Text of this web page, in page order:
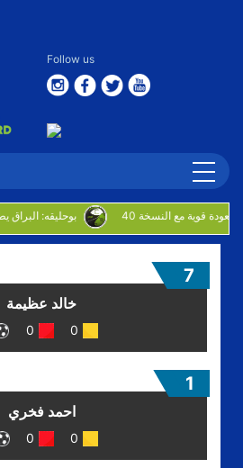
Follow us
بوحليقه: البراق يطمح لترك بصمة
خالد عظيمة
0
0
7
احمد فخري
0
0
1